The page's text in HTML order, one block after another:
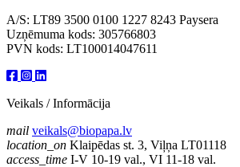
A/S: LT89 3500 0100 1227 8243 Paysera
Uzņēmuma kods: 305766803
PVN kods: LT100014047611
Veikals / Informācija
mail veikals@biopapa.lv
location_on Klaipēdas st. 3, Viļņa LT01118
access_time I-V 10-19 val., VI 11-18 val.